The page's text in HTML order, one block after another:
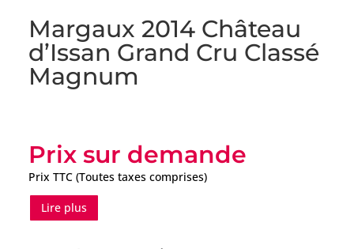
Margaux 2014 Château
d’Issan Grand Cru Classé
Magnum
Prix sur demande
Prix TTC (Toutes taxes comprises)
Lire plus